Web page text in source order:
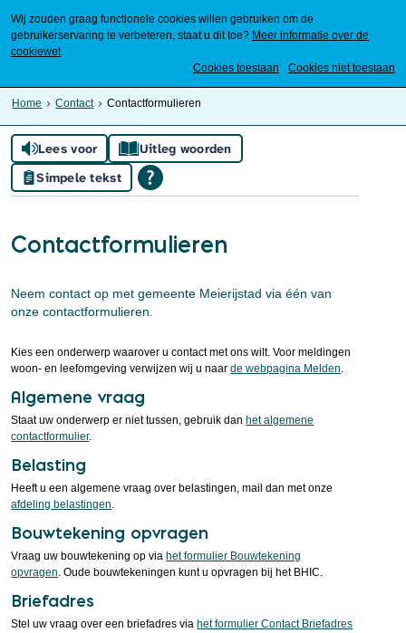
Wij zouden graag functionele cookies willen gebruiken om de
gebruikerservaring te verbeteren, staat u dit toe? Meer informatie over de
cookiewet
Cookies toestaan
Cookies niet toestaan
Home Contact Contactformulieren
Lees voor
Uitleg woorden
Simpele tekst
Contactformulieren
Neem contact op met gemeente Meierijstad via één van
onze contactformulieren.
Kies een onderwerp waarover u contact met ons wilt. Voor meldingen
woon- en leefomgeving verwijzen wij u naarde webpagina Melden.
Algemene vraag
Staat uw onderwerp er niet tussen, gebruik dan het algemene
contactformulier.
Belasting
Heeft u een algemene vraag over belastingen, mail dan met onze
afdeling belastingen.
Bouwtekening opvragen
Vraag uw bouwtekening op via het formulier Bouwtekening
opvragen. Oude bouwtekeningen kunt u opvragen bij het BHIC.
Briefadres
Stel uw vraag over een briefadres via het formulier Contact Briefadres